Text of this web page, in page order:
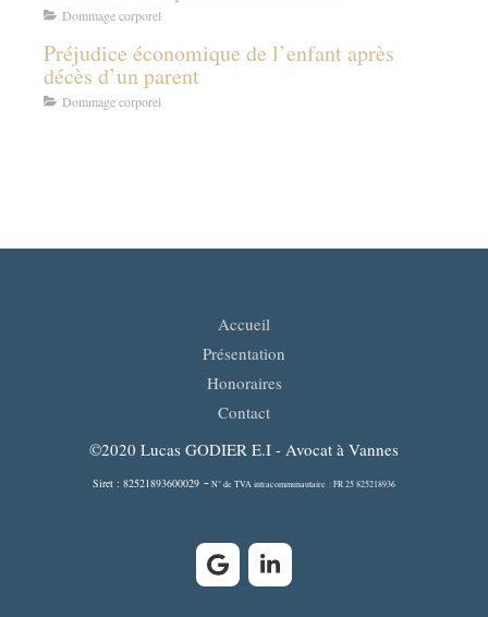
d'indemnisation même sans connaître les
Dommage corporel
Préjudice économique de l’enfant après
décès d’un parent
Dommage corporel
Accueil
Présentation
Honoraires
Contact
©2020 Lucas GODIER E.I - Avocat à Vannes
Siret : 82521893600029 - N° de TVA intracommunautaire : FR 25 825218936